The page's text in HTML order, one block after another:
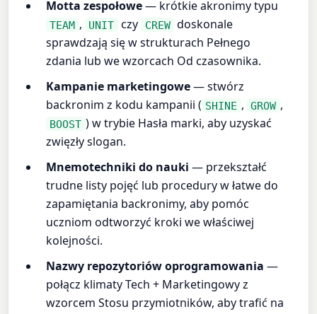
Motta zespołowe— krótkie akronimy typu
TEAM , UNIT czy CREW doskonale
sprawdzają się w strukturach Pełnego
zdania lub we wzorcach Od czasownika.
Kampanie marketingowe— stwórz
backronim z kodu kampanii ( SHINE , GROW ,
BOOST ) w trybie Hasła marki, aby uzyskać
zwięzły slogan.
Mnemotechniki do nauki — przekształć
trudne listy pojęć lub procedury w łatwe do
zapamiętania backronimy, aby pomóc
uczniom odtworzyć kroki we właściwej
kolejności.
Nazwy repozytoriów oprogramowania —
połącz klimaty Tech + Marketingowy z
wzorcem Stosu przymiotników, aby trafić na